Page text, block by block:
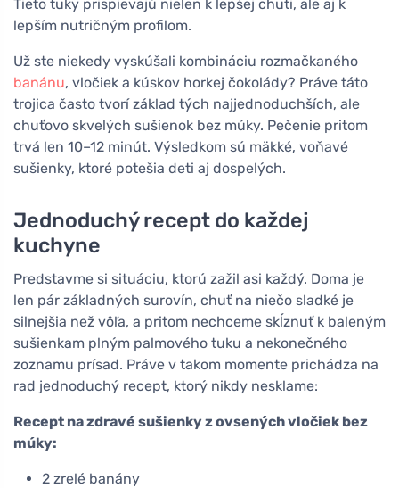
Tieto tuky prispievajú nielen k lepšej chuti, ale aj k
lepším nutričným profilom.
Už ste niekedy vyskúšali kombináciu rozmačkaného
banánu, vločiek a kúskov horkej čokolády? Práve táto
trojica často tvorí základ tých najjednoduchších, ale
chuťovo skvelých sušienok bez múky. Pečenie pritom
trvá len 10–12 minút. Výsledkom sú mäkké, voňavé
sušienky, ktoré potešia deti aj dospelých.
Jednoduchý recept do každej
kuchyne
Predstavme si situáciu, ktorú zažil asi každý. Doma je
len pár základných surovín, chuť na niečo sladké je
silnejšia než vôľa, a pritom nechceme skĺznuť k baleným
sušienkam plným palmového tuku a nekonečného
zoznamu prísad. Práve v takom momente prichádza na
rad jednoduchý recept, ktorý nikdy nesklame:
Recept na zdravé sušienky z ovsených vločiek bez
múky:
2 zrelé banány